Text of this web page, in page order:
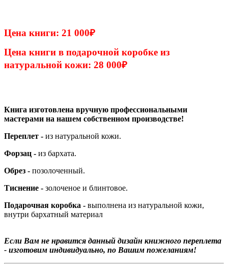
Цена книги: 21 000₽
Цена книги в подарочной коробке из
натуральной кожи: 28 000₽
Книга изготовлена вручную профессиональными
мастерами на нашем собственном производстве!
Переплет - из натуральной кожи.
Форзац - из бархата.
Обрез - позолоченный.
Тиснение - золоченое и блинтовое.
Подарочная коробка - выполнена из натуральной кожи,
внутри бархатный материал
Если Вам не нравится данный дизайн книжного переплета
- изготовим индивидуально, по Вашим пожеланиям!